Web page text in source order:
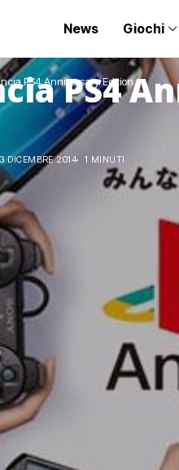
News Giochi
PS4 Anniversary Edition
PS4
3 DICEMBRE 2014 1 MINUTI